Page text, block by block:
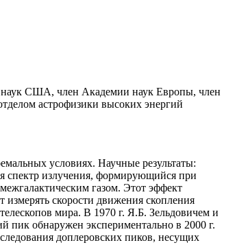
США, член Академии наук Европы, член
астрофизики высоких энергий
условиях. Научные результаты:
спектр излучения, формирующийся при
газом. Этот эффект
скорости движения скопления
мира. В 1970 г. Я.Б. Зельдовичем и
пик обнаружен экспериментально в 2000 г.
доплеровских пиков, несущих